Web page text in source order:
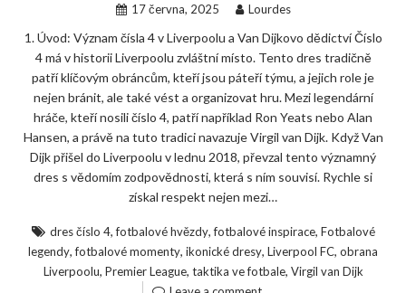
17 června, 2025 Lourdes
1. Úvod: Význam čísla 4 v Liverpoolu a Van Dijkovo dědictví Číslo
4 má v historii Liverpoolu zvláštní místo. Tento dres tradičně
patří klíčovým obráncům, kteří jsou páteří týmu, a jejich role je
nejen bránit, ale také vést a organizovat hru. Mezi legendární
hráče, kteří nosili číslo 4, patří například Ron Yeats nebo Alan
Hansen, a právě na tuto tradici navazuje Virgil van Dijk. Když Van
Dijk přišel do Liverpoolu v lednu 2018, převzal tento významný
dres s vědomím zodpovědnosti, která s ním souvisí. Rychle si
získal respekt nejen mezi…
dres číslo 4,fotbalové hvězdy,fotbalové inspirace, Fotbalové
legendy,fotbalové momenty, ikonické dresy, Liverpool FC, obrana
Liverpoolu, Premier League, taktika ve fotbale, Virgil van Dijk